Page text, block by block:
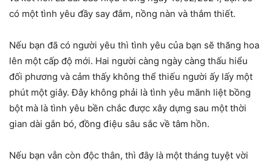
có một tình yêu đầy say đắm, nồng nàn và thắm thiết.
Nếu bạn đã có người yêu thì tình yêu của bạn sẽ thăng hoa
lên một cấp độ mới. Hai người càng ngày càng thấu hiểu
đối phương và cảm thấy không thể thiếu người ấy lấy một
phút một giây. Đây không phải là tình yêu mãnh liệt bồng
bột mà là tình yêu bền chắc được xây dựng sau một thời
gian dài gắn bó, đồng điệu sâu sắc về tâm hồn.
Nếu bạn vẫn còn độc thân, thì đây là một tháng tuyệt vời